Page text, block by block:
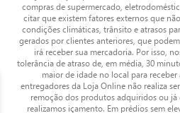
compras de supermercado,
citar que existem fatores externos que
condições climáticas, trânsito e atrasos
gerados por clientes anteriores, que
irá receber sua mercadoria. Por isso,
tolerância de atraso de, em média, 30
maior de idade no local para
entregadores da Loja Online não realiza
remoção dos produtos adquiridos ou já
realizamos içamento. Em prédios sem